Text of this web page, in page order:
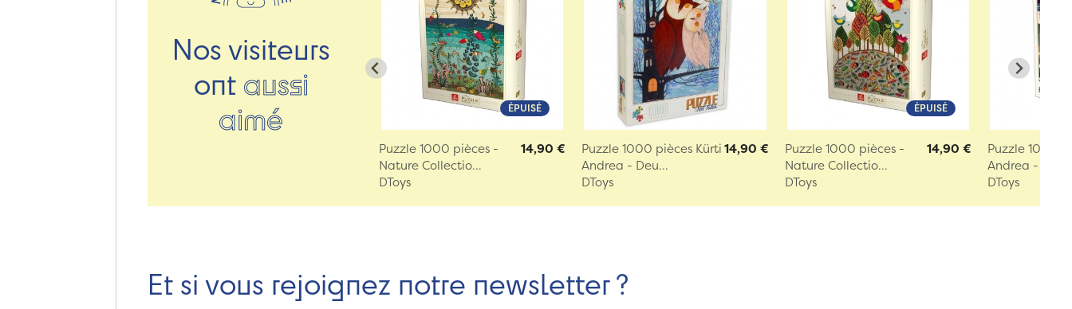
Nos visiteurs
ont aussi
aimé
ÉPUISÉ
Puzzle 1000 pièces -
Nature Collectio...
DToys
14,90 €
Puzzle 1000 pièces Kürti
Andrea - Deu...
DToys
14,90 €
ÉPUISÉ
Puzzle 1000 pièces -
Nature Collectio...
DToys
14,90 €
Puzzle 1000
Andrea -
DToys
Et si vous rejoignez notre newsletter ?